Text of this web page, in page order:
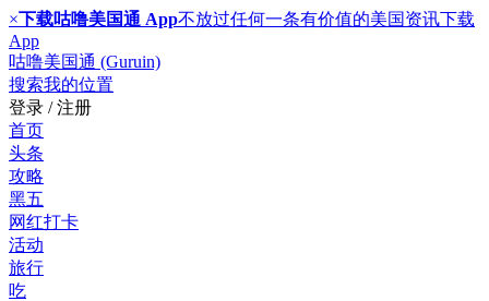
×下载咕噜美国通 App不放过任何一条有价值的美国资讯下载
App
咕噜美国通 (Guruin)
搜索我的位置
登录 / 注册
首页
头条
攻略
黑五
网红打卡
活动
旅行
吃